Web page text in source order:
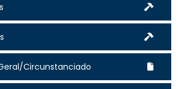
Circunstanciado